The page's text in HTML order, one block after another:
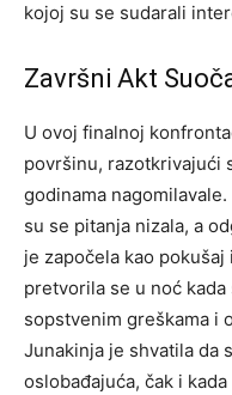
kojoj su se sudarali
Završni Akt
U ovoj finalnoj
površinu, razotkrivajući
godinama
su se pitanja nizala, a
je započela kao
pretvorila se u noć
sopstvenim greškama i
Junakinja je shvatila da
oslobađajuća, čak i